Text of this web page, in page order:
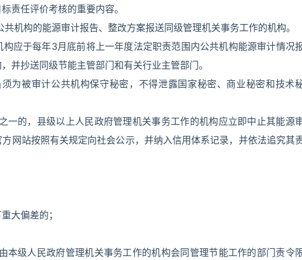
责任评价考核的重要内容。
机构的能源审计报告、整改方案报送同级管理机关事务工作的机构。
应于每年3月底前将上一年度法定职责范围内公共机构能源审计情况
并抄送同级节能主管部门和有关行业主管部门。
为被审计公共机构保守秘密，不得泄露国家秘密、商业秘密和技术
一的，县级以上人民政府管理机关事务工作的机构应立即中止其能源
网站按照有关规定向社会公示，并纳入信用体系记录，并依法追究其
大偏差的；
本级人民政府管理机关事务工作的机构会同管理节能工作的部门责令